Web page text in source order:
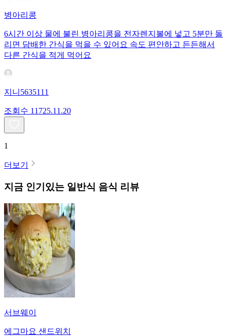
병아리콩
6시간 이상 물에 불린 병아리콩을 전자렌지볼에 넣고 5분만 돌
리면 담배한 간식을 먹을 수 있어요 속도 편안하고 든든해서
다른 간식을 적게 먹어요
지니5635111
조회수 11725.11.20
1
더보기
지금 인기있는 일반식 음식 리뷰
서브웨이
에그마요 샌드위치